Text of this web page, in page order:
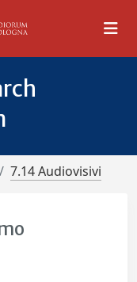
7.14 Audiovisivi